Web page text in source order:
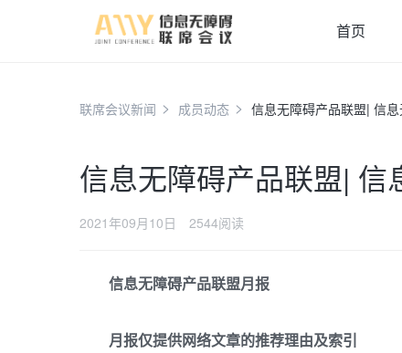
首页
联席会议新闻 成员动态 信息无障碍产品联盟| 信息
信息无障碍产品联盟| 信
2021年09月10日 2544阅读
信息无障碍产品联盟月报
月报仅提供网络文章的推荐理由及索引